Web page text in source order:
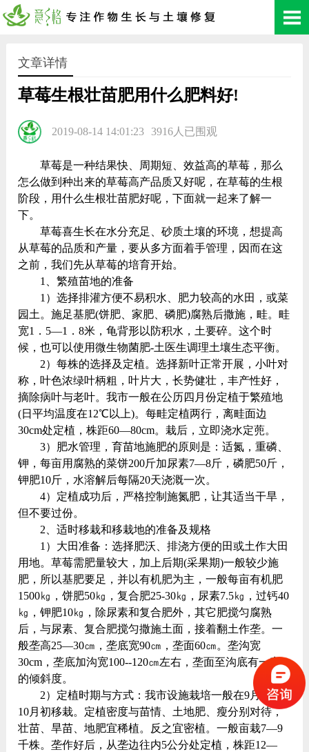
文章详情
草莓生根壮苗肥用什么肥料好!
2019-08-14 14:01:23 3916人已围观
草莓是一种结果快、周期短、效益高的草莓，那么
怎么做到种出来的草莓高产品质又好呢，在草莓的生根
阶段，用什么生根壮苗肥好呢，下面就一起来了解一
下。
草莓喜生长在水分充足、砂质土壤的环境，想提高
从草莓的品质和产量，要从多方面着手管理，因而在这
之前，我们先从草莓的培育开始。
1、繁殖苗地的准备
1）选择排灌方便不易积水、肥力较高的水田，或菜
园土。施足基肥(饼肥、家肥、磷肥)腐熟后撒施，畦。畦
宽1．5—1．8米，龟背形以防积水，土要碎。这个时
候，也可以使用微生物菌肥-土医生调理土壤生态平衡。
2）每株的选择及定植。选择新叶正常开展，小叶对
称，叶色浓绿叶柄粗，叶片大，长势健壮，丰产性好，
摘除病叶与老叶。我市一般在公历四月份定植于繁殖地
(日平均温度在12℃以上)。每畦定植两行，离畦面边
30cm处定植，株距60—80cm。栽后，立即浇水定蔸。
3）肥水管理，育苗地施肥的原则是：适氮，重磷、
钾，每亩用腐熟的菜饼200斤加尿素7—8斤，磷肥50斤，
钾肥10斤，水溶解后每隔20天浇溉一次。
4）定植成功后，严格控制施氮肥，让其适当干旱，
但不要过份。
2、适时移栽和移栽地的准备及规格
1）大田准备：选择肥沃、排浇方便的田或土作大田
用地。草莓需肥量较大，加上后期(采果期)一般较少施
肥，所以基肥要足，并以有机肥为主，一般每亩有机肥
1500㎏，饼肥50㎏，复合肥25-30㎏，尿素7.5㎏，过钙40
㎏，钾肥10㎏，除尿素和复合肥外，其它肥搅匀腐熟
后，与尿素、复合肥搅匀撒施土面，接着翻土作垄。一
般垄高25—30㎝，垄底宽90㎝，垄面60㎝。垄沟宽
30cm，垄底加沟宽100--120㎝左右，垄面至沟底有一定
的倾斜度。
2）定植时期与方式：我市设施栽培一般在9月底至
10月初移栽。定植密度与苗情、土地肥、瘦分别对待，
壮苗、旱苗、地肥宜稀植。反之宜密植。一般亩栽7—9
千株。垄作好后，从垄边往内5公分处定植，株距12—